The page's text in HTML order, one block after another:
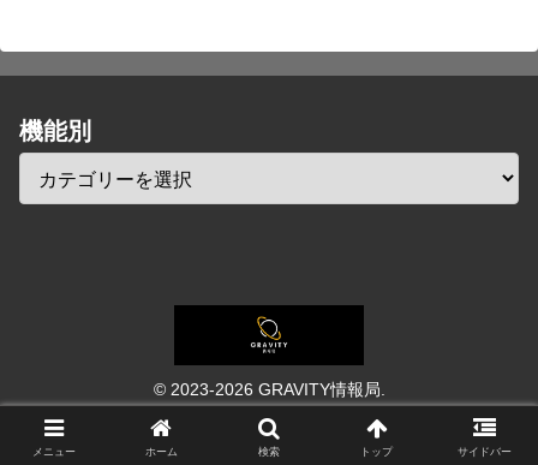
機能別
© 2023-2026 GRAVITY情報局.
メニュー ホーム 検索 トップ サイドバー